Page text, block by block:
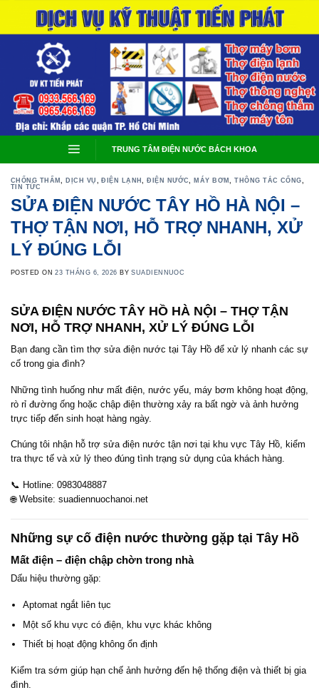
content
TRUNG TÂM ĐIỆN NƯỚC BÁCH KHOA
CHỐNG THẤM, DỊCH VỤ ,ĐIỆN LẠNH,ĐIỆN NƯỚC, MÁY BƠM,THÔNG TẮC CỐNG,
TIN TỨC
SỬA ĐIỆN NƯỚC TÂY HỒ HÀ NỘI –
THỢ TẬN NƠI, HỖ TRỢ NHANH, XỬ
LÝ ĐÚNG LỖI
POSTED ON23 THÁNG 6, 2026 BYSUADIENNUOC
SỬA ĐIỆN NƯỚC TÂY HỒ HÀ NỘI – THỢ TẬN
NƠI, HỖ TRỢ NHANH, XỬ LÝ ĐÚNG LỖI
Bạn đang cần tìm thợ sửa điện nước tại Tây Hồ để xử lý nhanh các sự
cố trong gia đình?
Những tình huống như mất điện, nước yếu, máy bơm không hoạt động,
rò rỉ đường ống hoặc chập điện thường xảy ra bất ngờ và ảnh hưởng
trực tiếp đến sinh hoạt hàng ngày.
Chúng tôi nhận hỗ trợ sửa điện nước tận nơi tại khu vực Tây Hồ, kiểm
tra thực tế và xử lý theo đúng tình trạng sử dụng của khách hàng.
📞 Hotline: 0983048887
🌐 Website: suadiennuochanoi.net
Những sự cố điện nước thường gặp tại Tây Hồ
Mất điện – điện chập chờn trong nhà
Dấu hiệu thường gặp:
Aptomat ngắt liên tục
Một số khu vực có điện, khu vực khác không
Thiết bị hoạt động không ổn định
Kiểm tra sớm giúp hạn chế ảnh hưởng đến hệ thống điện và thiết bị gia
đình.